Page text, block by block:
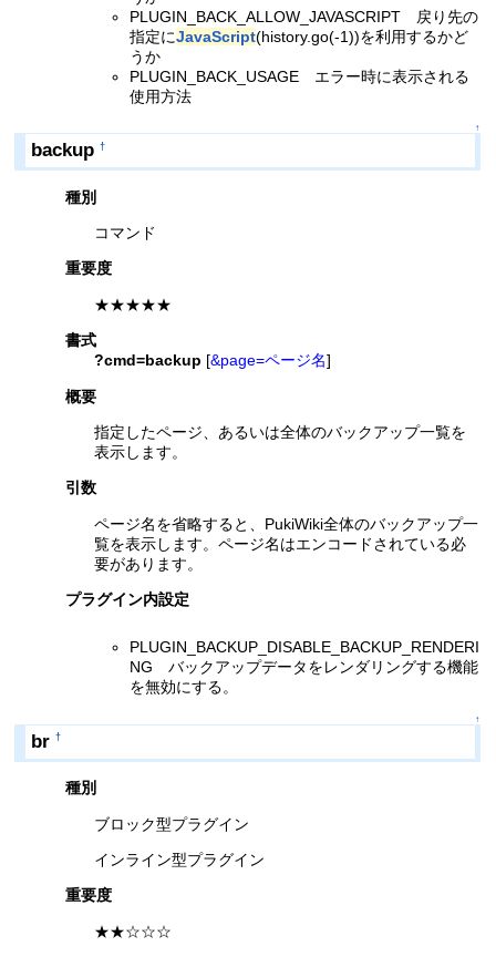
PLUGIN_BACK_ALLOW_JAVASCRIPT 戻り先の
指定にJavaScript(history.go(-1))を利用するかど
うか
PLUGIN_BACK_USAGE エラー時に表示される
使用方法
↑
backup †
種別
コマンド
重要度
★★★★★
書式
?cmd=backup [&page=ページ名]
概要
指定したページ、あるいは全体のバックアップ一覧を
表示します。
引数
ページ名を省略すると、PukiWiki全体のバックアップ一
覧を表示します。ページ名はエンコードされている必
要があります。
プラグイン内設定
PLUGIN_BACKUP_DISABLE_BACKUP_RENDERI
NG バックアップデータをレンダリングする機能
を無効にする。
↑
br †
種別
ブロック型プラグイン
インライン型プラグイン
重要度
★★☆☆☆